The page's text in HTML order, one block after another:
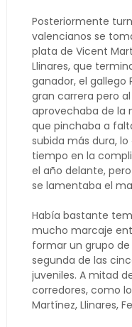
Posteriormente
valencianos se
plata de Vicent
Llinares, que
ganador, el gallego
gran carrera pero
aprovechaba de la
que pinchaba a
subida más dura,
tiempo en la
el año delante,
se lamentaba el
Había bastante
mucho marcaje
formar un grupo
segunda de las
juveniles. A mitad
corredores, como
Martínez, Llinares,